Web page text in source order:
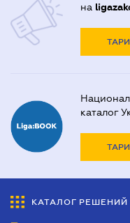
на
каталог
КАТАЛОГ РЕШЕНИЙ